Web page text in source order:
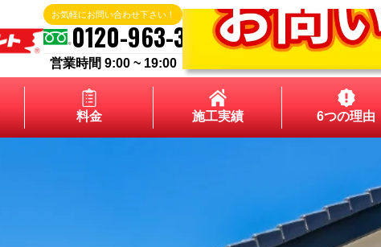
お気軽にお問い合わせ下さい！
0120-963-324
営業時間 9:00 ~ 19:00
料金 施工実績 6つの理由